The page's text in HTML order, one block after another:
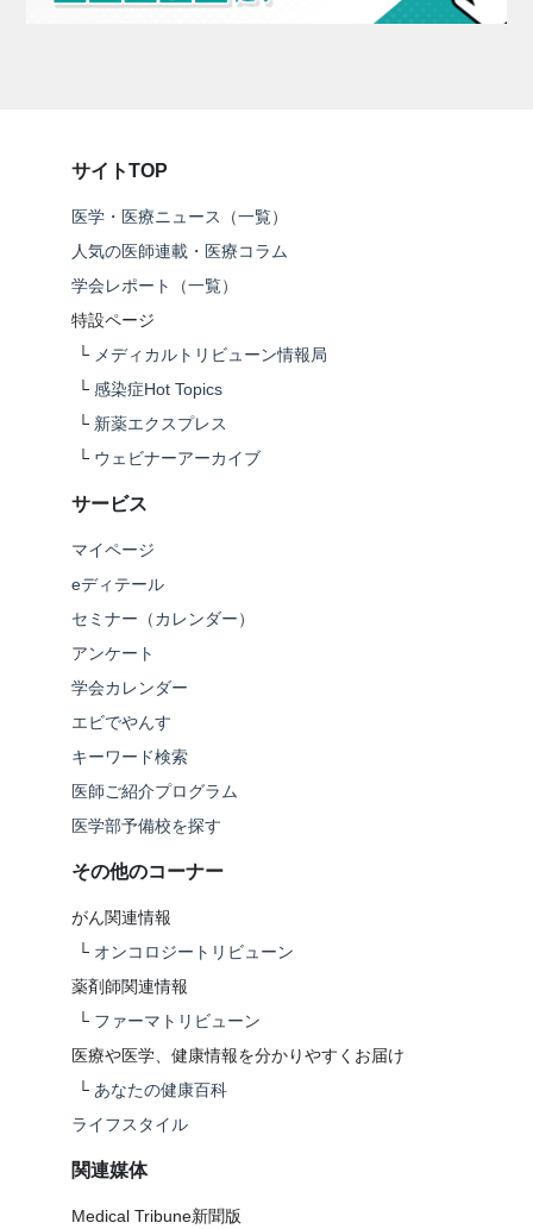
サイトTOP
医学・医療ニュース（一覧）
人気の医師連載・医療コラム
学会レポート（一覧）
特設ページ
└ メディカルトリビューン情報局
└ 感染症Hot Topics
└ 新薬エクスプレス
└ ウェビナーアーカイブ
サービス
マイページ
eディテール
セミナー（カレンダー）
アンケート
学会カレンダー
エビでやんす
キーワード検索
医師ご紹介プログラム
医学部予備校を探す
その他のコーナー
がん関連情報
└ オンコロジートリビューン
薬剤師関連情報
└ ファーマトリビューン
医療や医学、健康情報を分かりやすくお届け
└ あなたの健康百科
ライフスタイル
関連媒体
Medical Tribune新聞版